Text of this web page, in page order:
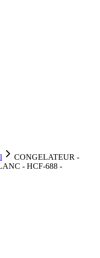
CONGELATEUR -
- HCF-688 -